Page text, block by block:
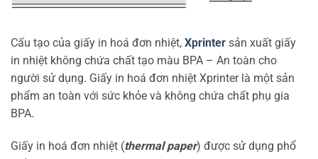
Cấu tạo của giấy in hoá đơn nhiệt, Xprinter sản xuất giấy
in nhiệt không chứa chất tạo màu BPA – An toàn cho
người sử dụng. Giấy in hoá đơn nhiệt Xprinter là một sản
phẩm an toàn với sức khỏe và không chứa chất phụ gia
BPA.
Giấy in hoá đơn nhiệt (thermal paper) được sử dụng phổ